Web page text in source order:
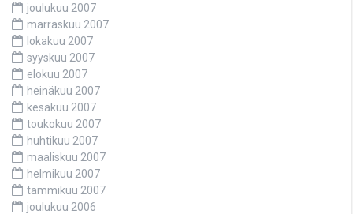
joulukuu 2007
marraskuu 2007
lokakuu 2007
syyskuu 2007
elokuu 2007
heinäkuu 2007
kesäkuu 2007
toukokuu 2007
huhtikuu 2007
maaliskuu 2007
helmikuu 2007
tammikuu 2007
joulukuu 2006